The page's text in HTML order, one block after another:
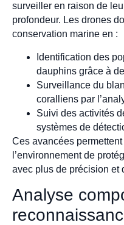
surveiller en raison de
profondeur. Les drones
conservation marine en :
Identification des
dauphins grâce à
Surveillance du
coralliens par
Suivi des activités
systèmes de
Ces avancées
l’environnement de
avec plus de précision et
Analyse